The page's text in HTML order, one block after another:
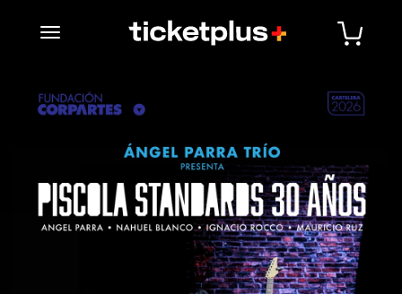
desplegar navegación